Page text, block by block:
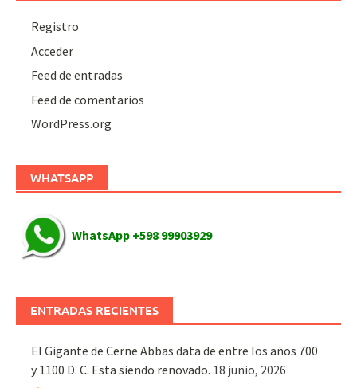
Registro
Acceder
Feed de entradas
Feed de comentarios
WordPress.org
WHATSAPP
WhatsApp +598 99903929
ENTRADAS RECIENTES
El Gigante de Cerne Abbas data de entre los años 700
y 1100 D. C. Esta siendo renovado. 18 junio, 2026